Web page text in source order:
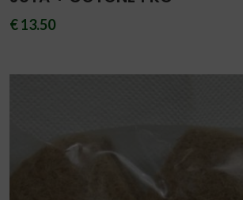
€ 13.50